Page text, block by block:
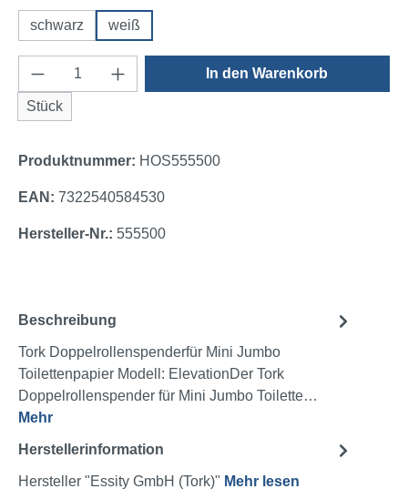
schwarz weiß
Produkt Anzahl: Gib den gewünschten
Stück
In den Warenkorb
Produktnummer: HOS555500
EAN: 7322540584530
Hersteller-Nr.: 555500
Beschreibung
Tork Doppelrollenspenderfür Mini Jumbo
Toilettenpapier Modell: ElevationDer Tork
Doppelrollenspender für Mini Jumbo Toilette…
Mehr
Herstellerinformation
Hersteller "Essity GmbH (Tork)" Mehr lesen